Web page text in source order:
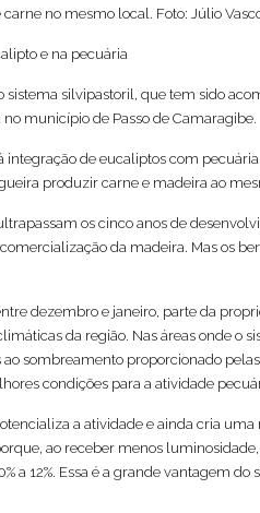
no mesmo local. Foto: Júlio
e na pecuária
sistema silvipastoril, que tem sido
município de Passo de Camaragibe.
de eucaliptos com
produzir carne e madeira ao
os cinco anos de
da madeira. Mas os
dezembro e janeiro, parte da
da região. Nas áreas onde o
sombreamento proporcionado
condições para a atividade
a atividade e ainda cria
ao receber menos
a 12%. Essa é a grande vantagem